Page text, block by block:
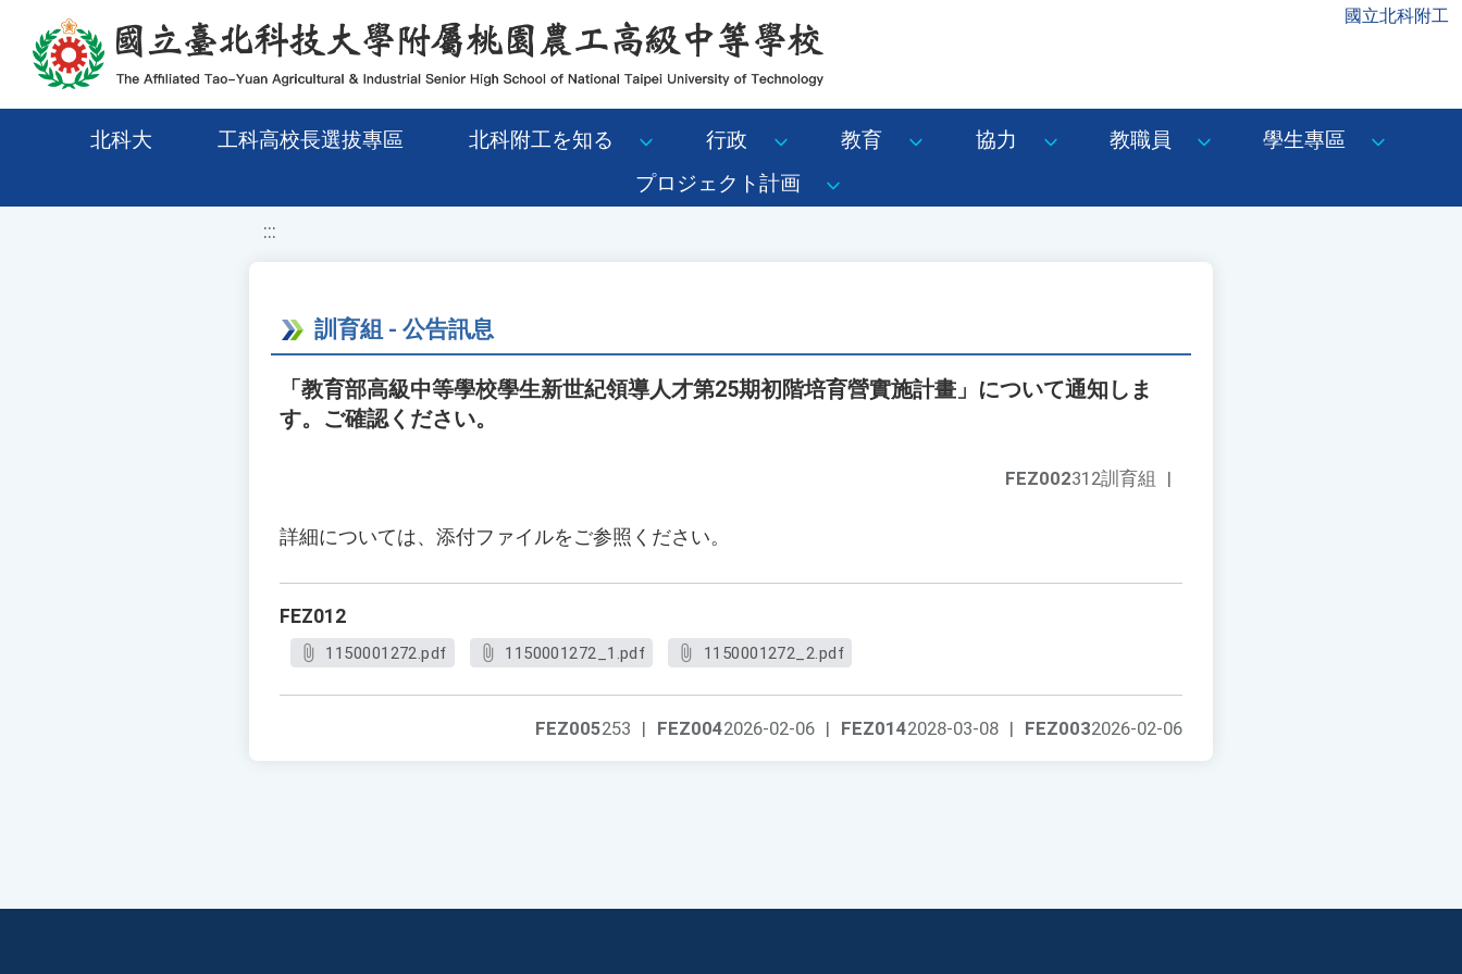
移至網頁之主要內容區位置 國立北科附工
北科大 工科高校長選拔專區 北科附工を知る 行政 教育 協力 教職員
學生專區
プロジェクト計画
:::
訓育組 - 公告訊息
「教育部高級中等學校學生新世紀領導人才第25期初階培育營實施計畫」について通知しま
す。ご確認ください。
FEZ002312訓育組 |
詳細については、添付ファイルをご参照ください。
FEZ012
1150001272.pdf 1150001272_1.pdf 1150001272_2.pdf
FEZ0032026-02-06
FEZ0142028-03-08 |
FEZ0042026-02-06 |
FEZ005253 |